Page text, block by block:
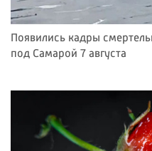
Появились кадры
под Самарой 7 августа